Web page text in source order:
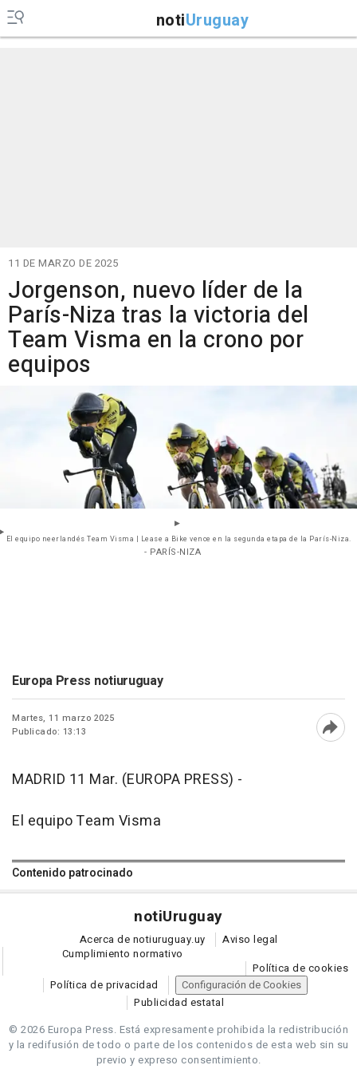
notiUruguay
11 DE MARZO DE 2025
Jorgenson, nuevo líder de la
París-Niza tras la victoria del
Team Visma en la crono por
equipos
El equipo neerlandés Team Visma | Lease a Bike vence en la segunda etapa de la París-Niza.
- PARÍS-NIZA
Europa Press notiuruguay
Martes, 11 marzo 2025
Publicado: 13:13
MADRID 11 Mar. (EUROPA PRESS) -
El equipo Team Visma
Contenido patrocinado
notiUruguay
Acerca de notiuruguay.uy
Aviso legal
Cumplimiento normativo
Política de cookies
Política de privacidad
Configuración de Cookies
Publicidad estatal
© 2026 Europa Press. Está expresamente prohibida la redistribución
y la redifusión de todo o parte de los contenidos de esta web sin su
previo y expreso consentimiento.